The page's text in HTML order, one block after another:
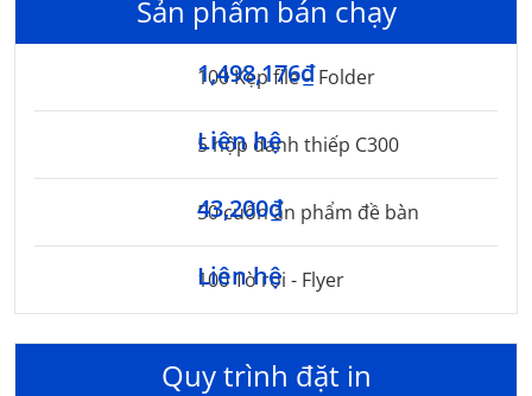
Sản phẩm bán chạy
100 Kẹp file – Folder
1,498,176₫
5 hộp danh thiếp C300
Liên hệ
50 cuốn ấn phẩm đề bàn
43,200₫
100 Tờ rơi - Flyer
Liên hệ
Quy trình đặt in